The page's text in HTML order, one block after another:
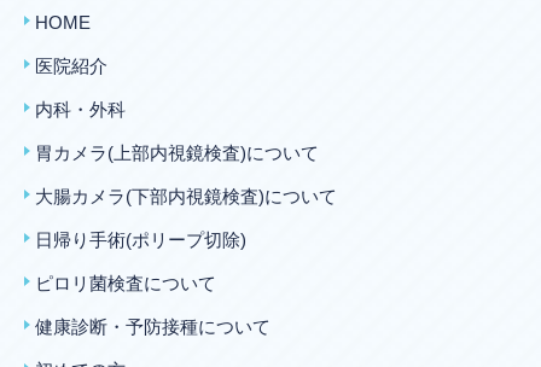
HOME
医院紹介
内科・外科
胃カメラ(上部内視鏡検査)について
大腸カメラ(下部内視鏡検査)について
日帰り手術(ポリープ切除)
ピロリ菌検査について
健康診断・予防接種について